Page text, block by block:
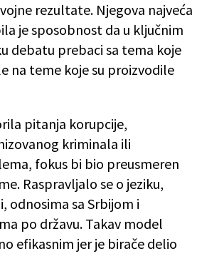
rezultate. Njegova najveća
je sposobnost da u ključnim
debatu prebaci sa tema koje
na teme koje su proizvodile
pitanja korupcije,
kriminala ili
fokus bi bio preusmeren
Raspravljalo se o jeziku,
odnosima sa Srbijom i
po državu. Takav model
efikasnim jer je birače delio